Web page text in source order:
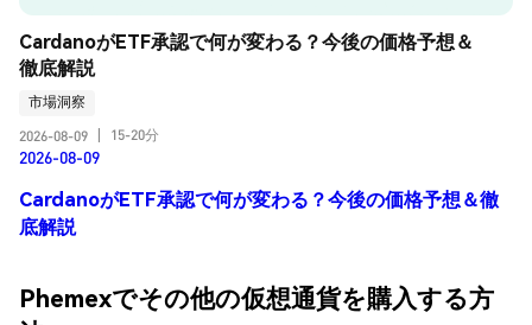
CardanoがETF承認で何が変わる？今後の価格予想＆
徹底解説
市場洞察
2026-08-09
15-20分
2026-08-09
CardanoがETF承認で何が変わる？今後の価格予想＆徹
底解説
Phemexでその他の仮想通貨を購入する方